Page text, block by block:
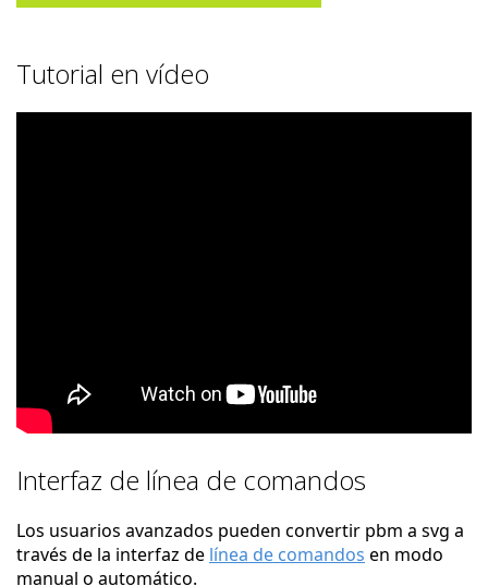
Tutorial en vídeo
Interfaz de línea de comandos
Los usuarios avanzados pueden convertir pbm a svg a
través de la interfaz de línea de comandos en modo
manual o automático.